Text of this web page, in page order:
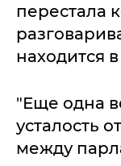
перестала
находится
"Еще одна
усталость
между